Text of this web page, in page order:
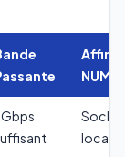
NUMA
Gbps
local